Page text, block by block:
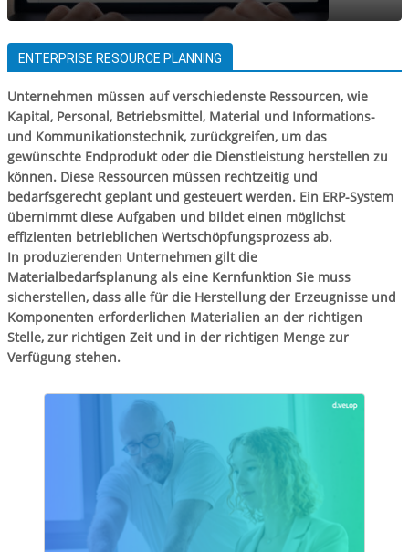
ENTERPRISE RESOURCE PLANNING
Unternehmen müssen auf verschiedenste Ressourcen, wie
Kapital, Personal, Betriebsmittel, Material und Informations-
und Kommunikationstechnik, zurückgreifen, um das
gewünschte Endprodukt oder die Dienstleistung herstellen zu
können. Diese Ressourcen müssen rechtzeitig und
bedarfsgerecht geplant und gesteuert werden. Ein ERP-System
übernimmt diese Aufgaben und bildet einen möglichst
effizienten betrieblichen Wertschöpfungsprozess ab.
In produzierenden Unternehmen gilt die
Materialbedarfsplanung als eine Kernfunktion Sie muss
sicherstellen, dass alle für die Herstellung der Erzeugnisse und
Komponenten erforderlichen Materialien an der richtigen
Stelle, zur richtigen Zeit und in der richtigen Menge zur
Verfügung stehen.